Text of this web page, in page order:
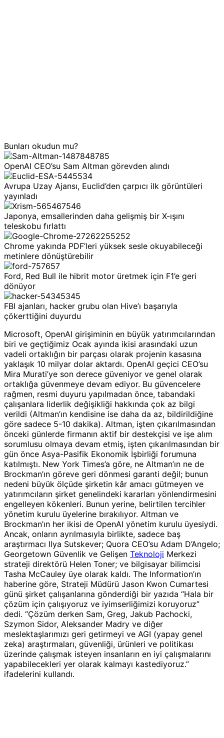
Bunları okudun mu?
OpenAI CEO’su Sam Altman görevden alındı
Avrupa Uzay Ajansı, Euclid’den çarpıcı ilk görüntüleri
yayınladı
Japonya, emsallerinden daha gelişmiş bir X-ışını
teleskobu fırlattı
Chrome yakında PDF’leri yüksek sesle okuyabileceği
metinlere dönüştürebilir
Ford, Red Bull ile hibrit motor üretmek için F1’e geri
dönüyor
FBI ajanları, hacker grubu olan Hive’ı başarıyla
çökerttiğini duyurdu
Microsoft, OpenAI girişiminin en büyük yatırımcılarından
biri ve geçtiğimiz Ocak ayında ikisi arasındaki uzun
vadeli ortaklığın bir parçası olarak projenin kasasına
yaklaşık 10 milyar dolar aktardı. OpenAI geçici CEO’su
Mira Murati’ye son derece güveniyor ve genel olarak
ortaklığa güvenmeye devam ediyor. Bu güvencelere
rağmen, resmi duyuru yapılmadan önce, tabandaki
çalışanlara liderlik değişikliği hakkında çok az bilgi
verildi (Altman’ın kendisine ise daha da az, bildirildiğine
göre sadece 5-10 dakika). Altman, işten çıkarılmasından
önceki günlerde firmanın aktif bir destekçisi ve işe alım
sorumlusu olmaya devam etmiş, işten çıkarılmasından bir
gün önce Asya-Pasifik Ekonomik İşbirliği forumuna
katılmıştı. New York Times’a göre, ne Altman’ın ne de
Brockman’ın göreve geri dönmesi garanti değil; bunun
nedeni büyük ölçüde şirketin kâr amacı gütmeyen ve
yatırımcıların şirket genelindeki kararları yönlendirmesini
engelleyen kökenleri. Bunun yerine, belirtilen tercihler
yönetim kurulu üyelerine bırakılıyor. Altman ve
Brockman’ın her ikisi de OpenAI yönetim kurulu üyesiydi.
Ancak, onların ayrılmasıyla birlikte, sadece baş
araştırmacı Ilya Sutskever; Quora CEO’su Adam D’Angelo;
Georgetown Güvenlik ve Gelişen Teknoloji Merkezi
strateji direktörü Helen Toner; ve bilgisayar bilimcisi
Tasha McCauley üye olarak kaldı. The Information’ın
haberine göre, Strateji Müdürü Jason Kwon Cumartesi
günü şirket çalışanlarına gönderdiği bir yazıda “Hala bir
çözüm için çalışıyoruz ve iyimserliğimizi koruyoruz”
dedi. “Çözüm derken Sam, Greg, Jakub Pachocki,
Szymon Sidor, Aleksander Madry ve diğer
meslektaşlarımızı geri getirmeyi ve AGI (yapay genel
zeka) araştırmaları, güvenliği, ürünleri ve politikası
üzerinde çalışmak isteyen insanların en iyi çalışmalarını
yapabilecekleri yer olarak kalmayı kastediyoruz.”
ifadelerini kullandı.